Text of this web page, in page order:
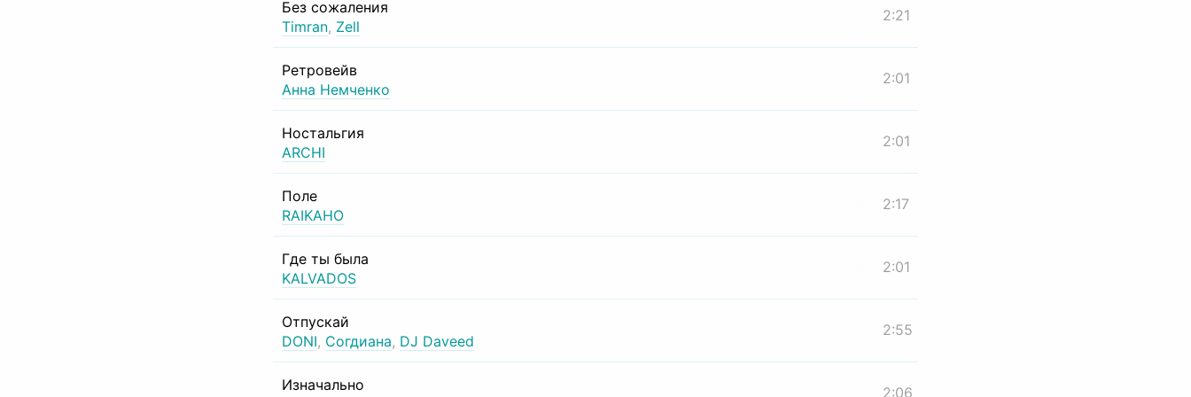
Без сожаления
Timran, Zell
2:21
Ретровейв
Анна Немченко
2:01
Ностальгия
ARCHI
2:01
Поле
RAIKAHO
2:17
Где ты была
KALVADOS
2:01
Отпускай
DONI, Согдиана, DJ Daveed
2:55
Изначально
2:06